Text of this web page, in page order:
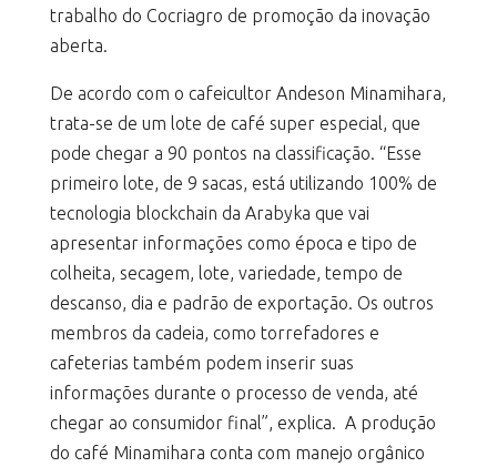
trabalho do Cocriagro de promoção da inovação
aberta.
De acordo com o cafeicultor Andeson Minamihara,
trata-se de um lote de café super especial, que
pode chegar a 90 pontos na classificação. “Esse
primeiro lote, de 9 sacas, está utilizando 100% de
tecnologia blockchain da Arabyka que vai
apresentar informações como época e tipo de
colheita, secagem, lote, variedade, tempo de
descanso, dia e padrão de exportação. Os outros
membros da cadeia, como torrefadores e
cafeterias também podem inserir suas
informações durante o processo de venda, até
chegar ao consumidor final”, explica. A produção
do café Minamihara conta com manejo orgânico